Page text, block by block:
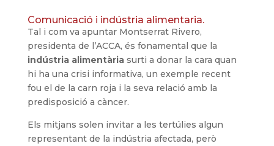
Comunicació i indústria alimentaria.
Tal i com va apuntar Montserrat Rivero,
presidenta de l’ACCA, és fonamental que la
indústria alimentàriasurti a donar la cara quan
hi ha una crisi informativa, un exemple recent
fou el de la carn roja i la seva relació amb la
predisposició a càncer.
Els mitjans solen invitar a les tertúlies algun
representant de la indústria afectada, però